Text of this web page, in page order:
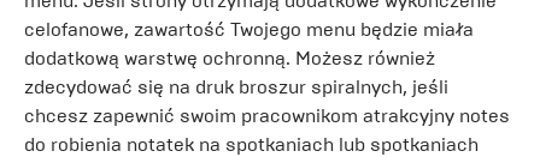
celofanowe, zawartość Twojego menu będzie miała
dodatkową warstwę ochronną. Możesz również
zdecydować się na druk broszur spiralnych, jeśli
chcesz zapewnić swoim pracownikom atrakcyjny notes
do robienia notatek na spotkaniach lub spotkaniach